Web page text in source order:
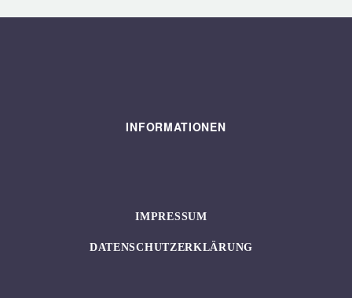
INFORMATIONEN
IMPRESSUM
DATENSCHUTZERKLÄRUNG